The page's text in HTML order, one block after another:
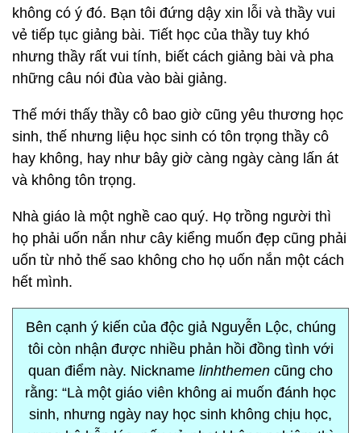
không có ý đó. Bạn tôi đứng dậy xin lỗi và thầy vui
vẻ tiếp tục giảng bài. Tiết học của thầy tuy khó
nhưng thầy rất vui tính, biết cách giảng bài và pha
những câu nói đùa vào bài giảng.
Thế mới thấy thầy cô bao giờ cũng yêu thương học
sinh, thế nhưng liệu học sinh có tôn trọng thầy cô
hay không, hay như bây giờ càng ngày càng lấn át
và không tôn trọng.
Nhà giáo là một nghề cao quý. Họ trồng người thì
họ phải uốn nắn như cây kiểng muốn đẹp cũng phải
uốn từ nhỏ thế sao không cho họ uốn nắn một cách
hết mình.
Bên cạnh ý kiến của độc giả Nguyễn Lộc, chúng
tôi còn nhận được nhiều phản hồi đồng tình với
quan điểm này. Nickname linhthemen cũng cho
rằng: “Là một giáo viên không ai muốn đánh học
sinh, nhưng ngày nay học sinh không chịu học,